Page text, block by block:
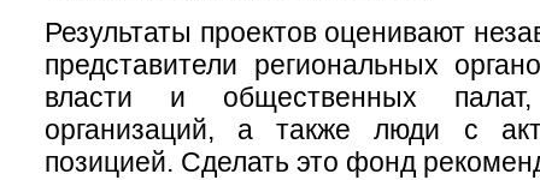
Результаты проектов оценивают
представители региональных
власти и общественных палат,
организаций, а также люди с
позицией. Сделать это фонд